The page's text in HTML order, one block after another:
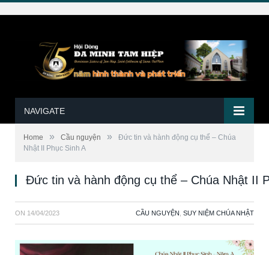
NAVIGATE
Home » Cầu nguyện »
Đức tin và hành động cụ thể – Chúa
Nhật II Phục Sinh A
Đức tin và hành động cụ thể – Chúa Nhật II
ON 14/04/2023 CẦU NGUYỆN SUY NIỆM CHÚA NHẬT